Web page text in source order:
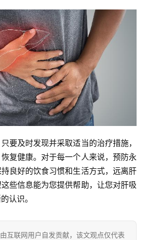
要及时发现并采取适当的治疗措施，
复健康。对于每一个人来说，预防永
良好的饮食习惯和生活方式，远离肝
些信息能为您提供帮助，让您对肝吸
认识。
互联网用户自发贡献，该文观点仅代表